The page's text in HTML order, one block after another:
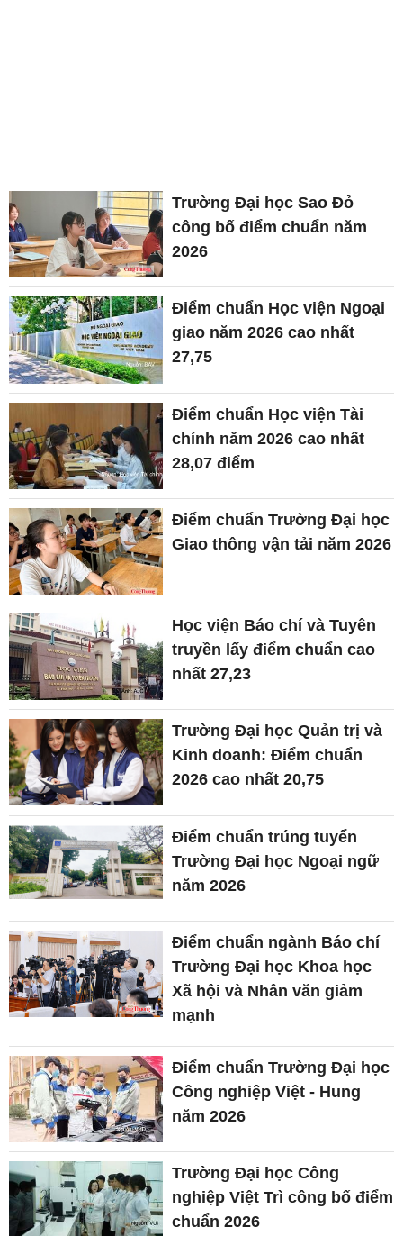
Trường Đại học Sao Đỏ
công bố điểm chuẩn năm
2026
Điểm chuẩn Học viện Ngoại
giao năm 2026 cao nhất
27,75
Điểm chuẩn Học viện Tài
chính năm 2026 cao nhất
28,07 điểm
Điểm chuẩn Trường Đại học
Giao thông vận tải năm 2026
Học viện Báo chí và Tuyên
truyền lấy điểm chuẩn cao
nhất 27,23
Trường Đại học Quản trị và
Kinh doanh: Điểm chuẩn
2026 cao nhất 20,75
Điểm chuẩn trúng tuyển
Trường Đại học Ngoại ngữ
năm 2026
Điểm chuẩn ngành Báo chí
Trường Đại học Khoa học
Xã hội và Nhân văn giảm
mạnh
Điểm chuẩn Trường Đại học
Công nghiệp Việt - Hung
năm 2026
Trường Đại học Công
nghiệp Việt Trì công bố điểm
chuẩn 2026